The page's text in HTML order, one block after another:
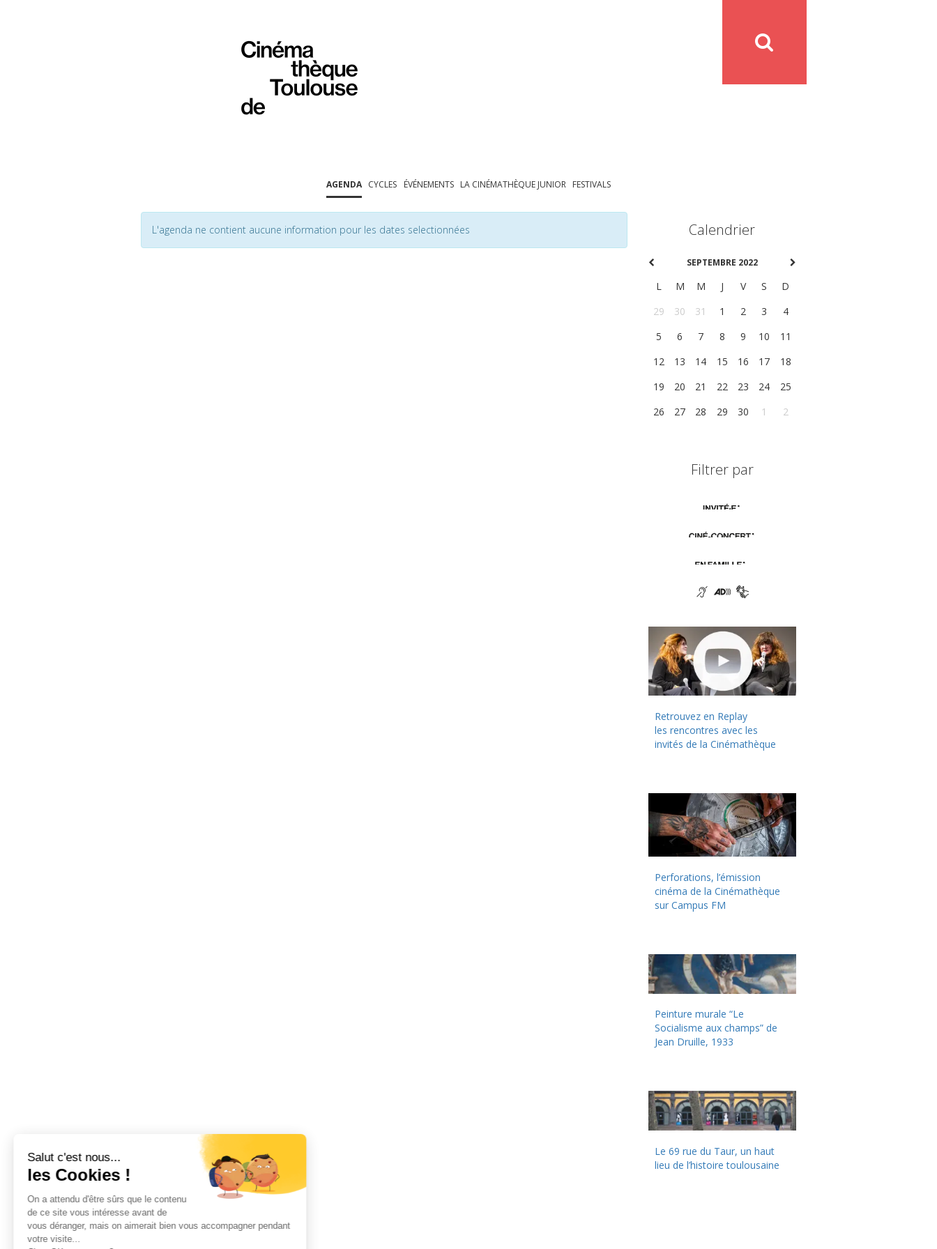
AGENDA CYCLES ÉVÉNEMENTS LA CINÉMATHÈQUE JUNIOR FESTIVALS
L'agenda ne contient aucune information pour les dates selectionnées Calendrier
SEPTEMBRE 2022
L M M J V S
D
29
30 31 1 2 3
4
5
6 7 8 9 10
11
12
13 14 15 16 17
18
19
20 21 22 23 24
25
26
27 28 29 30 1 2
Filtrer par
Retrouvez en Replay
les rencontres avec les
invités de la Cinémathèque
Perforations, l’émission
cinéma de la Cinémathèque
sur Campus FM
Peinture murale “Le
Socialisme aux champs” de
Jean Druille, 1933
Le 69 rue du Taur, un haut
lieu de l’histoire toulousaine